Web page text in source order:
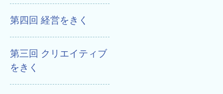
第四回 経営をきく
第三回 クリエイティブ
をきく